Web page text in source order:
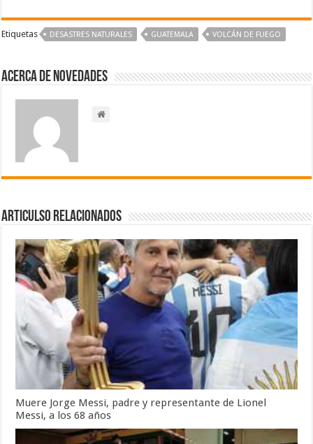
Etiquetas DESASTRES NATURALES GUATEMALA VOLCÁN DE FUEGO
Acerca de NOVEDADES
Articulso Relacionados
Muere Jorge Messi, padre y representante de Lionel
Messi, a los 68 años